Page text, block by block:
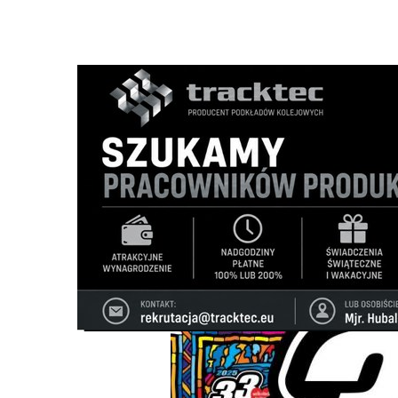
Ścieżka
nawigacyjna
Strona główna Wiadomości /Z życia miasta
WOŚP
Z ŻYCIA MIASTA 21/01/2025/ 19 Komentarzy
WOŚP w Suwałki Arenie - program